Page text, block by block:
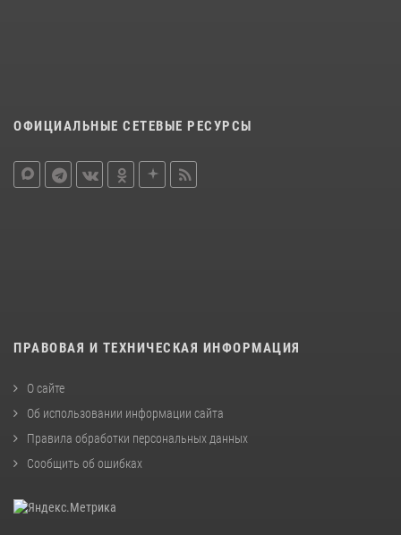
ОФИЦИАЛЬНЫЕ СЕТЕВЫЕ РЕСУРСЫ
ПРАВОВАЯ И ТЕХНИЧЕСКАЯ ИНФОРМАЦИЯ
О сайте
Об использовании информации сайта
Правила обработки персональных данных
Сообщить об ошибках